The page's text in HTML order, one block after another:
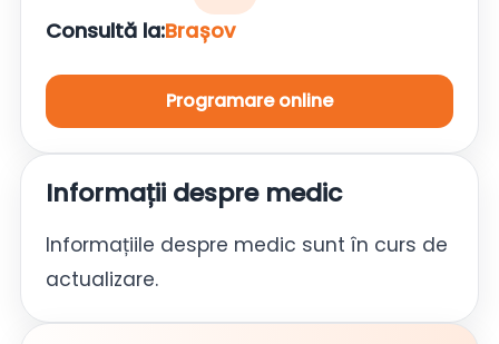
Consultă la:Brașov
Programare online
Informații despre medic
Informațiile despre medic sunt în curs de
actualizare.